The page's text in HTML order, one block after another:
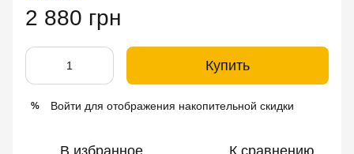
2 880 грн
Купить
% Войти для отображения накопительной скидки
В избранное К сравнению